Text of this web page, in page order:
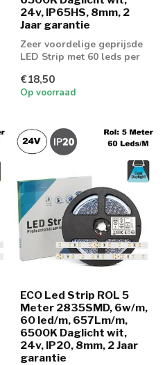
24v, IP65HS, 8mm, 2
Jaar garantie
Zeer voordelige geprijsde
LED Strip met 60 leds per
licht...
€18,50
Op voorraad
ECO Led Strip ROL 5
Meter 2835SMD, 6w/m,
60 led/m, 657Lm/m,
6500K Daglicht wit,
24v, IP20, 8mm, 2 Jaar
garantie